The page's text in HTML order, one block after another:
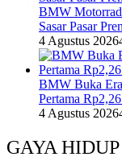
BMW
Sasar Pasar
4 Agustus 2026
BMW Buka
Pertama
4 Agustus 2026
GAYA HIDUP